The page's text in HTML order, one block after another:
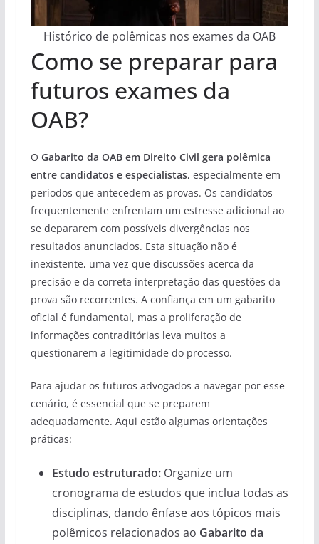
Histórico de polêmicas nos exames da OAB
Como se preparar para
futuros exames da
OAB?
O Gabarito da OAB em Direito Civil gera polêmica
entre candidatos e especialistas, especialmente em
períodos que antecedem as provas. Os candidatos
frequentemente enfrentam um estresse adicional ao
se depararem com possíveis divergências nos
resultados anunciados. Esta situação não é
inexistente, uma vez que discussões acerca da
precisão e da correta interpretação das questões da
prova são recorrentes. A confiança em um gabarito
oficial é fundamental, mas a proliferação de
informações contraditórias leva muitos a
questionarem a legitimidade do processo.
Para ajudar os futuros advogados a navegar por esse
cenário, é essencial que se preparem
adequadamente. Aqui estão algumas orientações
práticas:
Estudo estruturado:Organize um
cronograma de estudos que inclua todas as
disciplinas, dando ênfase aos tópicos mais
polêmicos relacionados ao Gabarito da